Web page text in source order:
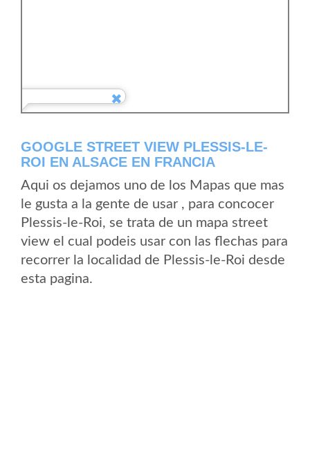
GOOGLE STREET VIEW PLESSIS-LE-
ROI EN ALSACE EN FRANCIA
Aqui os dejamos uno de los Mapas que mas
le gusta a la gente de usar , para concocer
Plessis-le-Roi, se trata de un mapa street
view el cual podeis usar con las flechas para
recorrer la localidad de Plessis-le-Roi desde
esta pagina.